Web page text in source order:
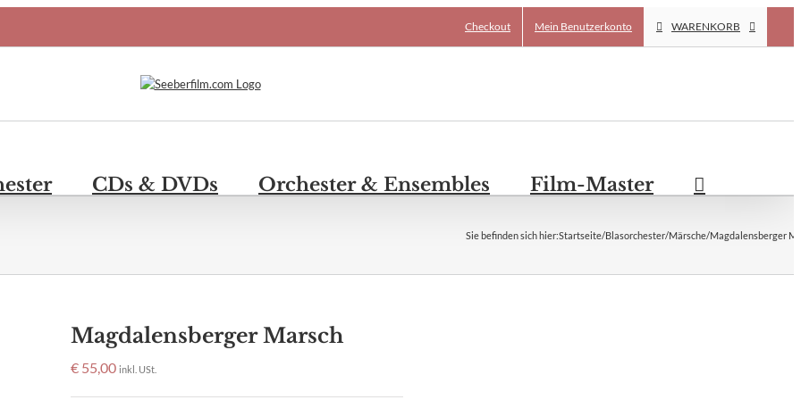
Checkout Mein Benutzerkonto WARENKORB
CDs & DVDs Orchester & Ensembles Film-Master
Sie befinden sich hier:Startseite/Blasorchester/Märsche/Magdalensberger
Magdalensberger Marsch
€ 55,00 inkl. USt.